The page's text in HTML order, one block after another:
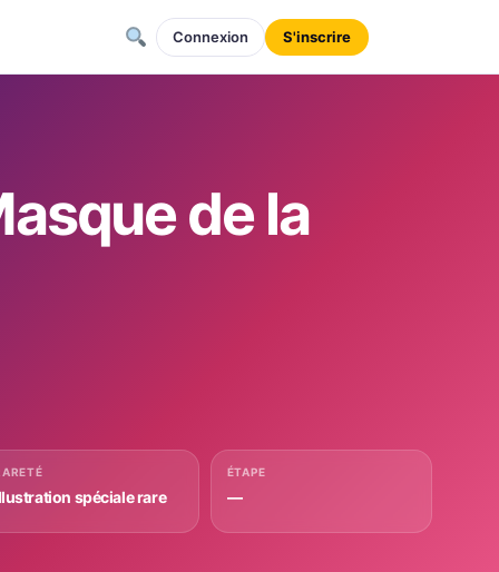
Connexion S'inscrire
de la
spéciale rare
ÉTAPE
—